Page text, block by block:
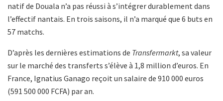
natif de Douala n’a pas réussi à s’intégrer durablement dans
l’effectif nantais. En trois saisons, il n’a marqué que 6 buts en
57 matchs.
D’après les dernières estimations de Transfermarkt, sa valeur
sur le marché des transferts s’élève à 1,8 million d’euros. En
France, Ignatius Ganago reçoit un salaire de 910 000 euros
(591 500 000 FCFA) par an.